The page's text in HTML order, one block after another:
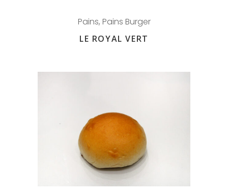
Pains, Pains Burger
LE ROYAL VERT